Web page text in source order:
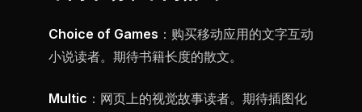
Choice of Games ：购买移动应用的文字互动
小说读者。期待书籍长度的散文。
Multic ：网页上的视觉故事读者。期待插图化